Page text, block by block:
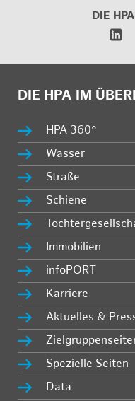
DIE
DIE HPA IM
HPA 360°
Wasser
Straße
Schiene
Immobilien
infoPORT
Karriere
Aktuelles &
Spezielle Seiten
Data